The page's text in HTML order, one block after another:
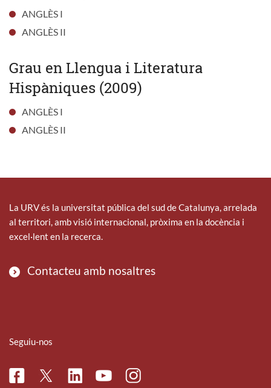
ANGLÈS I
ANGLÈS II
Grau en Llengua i Literatura
Hispàniques (2009)
ANGLÈS I
ANGLÈS II
La URV és la universitat pública del sud de Catalunya, arrelada
al territori, amb visió internacional, pròxima en la docència i
excel·lent en la recerca.
Contacteu amb nosaltres
Seguiu-nos
FacebookTwitterLinkedinYoutubeInstagram